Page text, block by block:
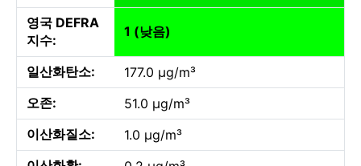
영국 DEFRA
지수:
1 (낮음)
일산화탄소:
177.0 µg/m³
오존:
51.0 µg/m³
이산화질소:
1.0 µg/m³